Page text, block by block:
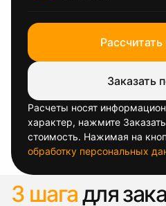
Заказать
Расчеты носят
характер, нажмите
стоимость. Нажимая на
обработку персональных
3 шагадля